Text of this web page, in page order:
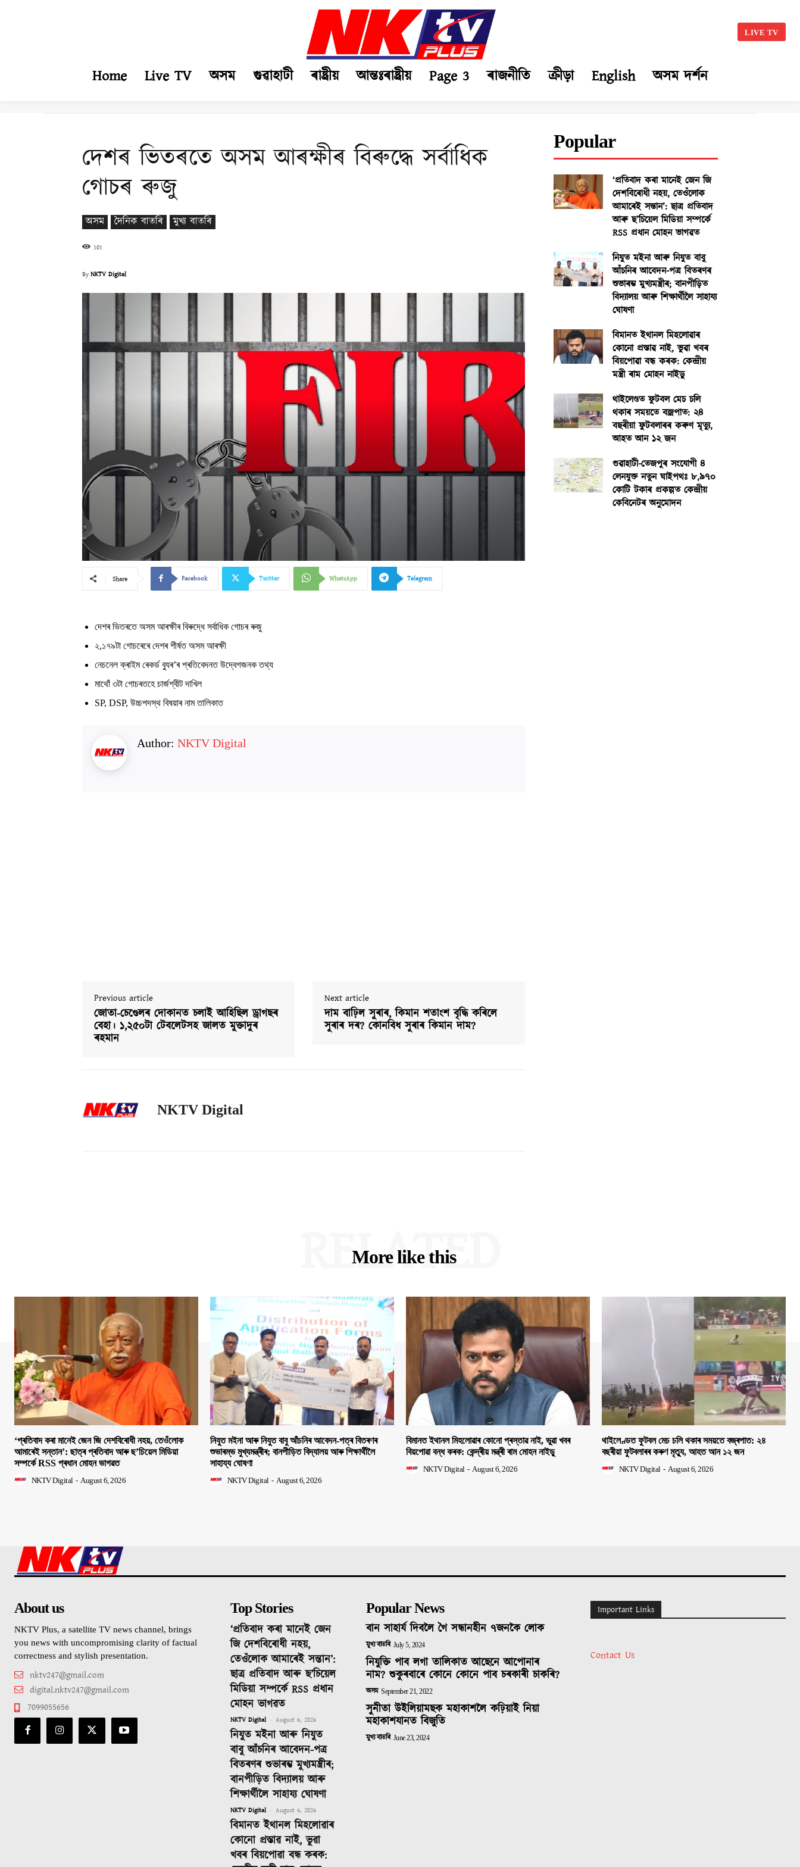
LIVE TV
Home Live TV অসম গুৱাহাটী ৰাষ্ট্ৰীয় আন্তঃৰাষ্ট্ৰীয় Page 3 ৰাজনীতি ক্ৰীড়া English অসম দৰ্শন
দেশৰ ভিতৰতে অসম আৰক্ষীৰ বিৰুদ্ধে সৰ্বাধিক
গোচৰ ৰুজু
অসম দৈনিক বাতৰি মুখ্য বাতৰি
101
ByNKTV Digital
Share Facebook Twitter WhatsApp Telegram
দেশৰ ভিতৰতে অসম আৰক্ষীৰ বিৰুদ্ধে সৰ্বাধিক গোচৰ ৰুজু
২,১৭৯টা গোচৰেৰে দেশৰ শীৰ্ষত অসম আৰক্ষী
নেচনেল ক্ৰাইম ৰেকৰ্ড ব্যুৰ’ৰ প্ৰতিবেদনত উদ্বেগজনক তথ্য
মাথোঁ ৩টা গোচৰতহে চার্জশ্বীট দাখিল
SP, DSP, উচ্চপদস্থ বিষয়াৰ নাম তালিকাত
Author: NKTV Digital
Previous article
জোতা-চেণ্ডেলৰ দোকানত চলাই আহিছিল ড্ৰাগছৰ
বেহা। ১,২৫০টা টেবলেটসহ জালত মুক্তাদুৰ
ৰহমান
Next article
দাম বাঢ়িল সুৰাৰ, কিমান শতাংশ বৃদ্ধি কৰিলে
সুৰাৰ দৰ? কোনবিধ সুৰাৰ কিমান দাম?
NKTV Digital
Popular
‘প্ৰতিবাদ কৰা মানেই জেন জি
দেশবিৰোধী নহয়, তেওঁলোক
আমাৰেই সন্তান’: ছাত্ৰ প্ৰতিবাদ
আৰু ছ’চিয়েল মিডিয়া সম্পৰ্কে
RSS প্ৰধান মোহন ভাগৱত
নিযুত মইনা আৰু নিযুত বাবু
আঁচনিৰ আবেদন-পত্ৰ বিতৰণৰ
শুভাৰম্ভ মুখ্যমন্ত্ৰীৰ; বানপীড়িত
বিদ্যালয় আৰু শিক্ষাৰ্থীলৈ সাহায্য
ঘোষণা
বিমানত ইথানল মিহলোৱাৰ
কোনো প্ৰস্তাৱ নাই, ভুৱা খবৰ
বিয়পোৱা বন্ধ কৰক: কেন্দ্ৰীয়
মন্ত্ৰী ৰাম মোহন নাইডু
থাইলেণ্ডত ফুটবল মেচ চলি
থকাৰ সময়তে বজ্ৰপাত: ২৪
বছৰীয়া ফুটবলাৰৰ কৰুণ মৃত্যু,
আহত আন ১২ জন
গুৱাহাটী-তেজপুৰ সংযোগী ৪
লেনযুক্ত নতুন ঘাইপথঃ ৮,৯৭০
কোটি টকাৰ প্ৰকল্পত কেন্দ্ৰীয়
কেবিনেটৰ অনুমোদন
More like this
RELATED
‘প্ৰতিবাদ কৰা মানেই জেন জি দেশবিৰোধী নহয়, তেওঁলোক
আমাৰেই সন্তান’: ছাত্ৰ প্ৰতিবাদ আৰু ছ’চিয়েল মিডিয়া
সম্পৰ্কে RSS প্ৰধান মোহন ভাগৱত
NKTV Digital - August 6, 2026
নিযুত মইনা আৰু নিযুত বাবু আঁচনিৰ আবেদন-পত্ৰ বিতৰণৰ
শুভাৰম্ভ মুখ্যমন্ত্ৰীৰ; বানপীড়িত বিদ্যালয় আৰু শিক্ষাৰ্থীলৈ
সাহায্য ঘোষণা
NKTV Digital - August 6, 2026
বিমানত ইথানল মিহলোৱাৰ কোনো প্ৰস্তাৱ নাই, ভুৱা খবৰ
বিয়পোৱা বন্ধ কৰক: কেন্দ্ৰীয় মন্ত্ৰী ৰাম মোহন নাইডু
NKTV Digital - August 6, 2026
থাইলেণ্ডত ফুটবল মেচ চলি থকাৰ সময়তে বজ্ৰপাত: ২৪
বছৰীয়া ফুটবলাৰৰ কৰুণ মৃত্যু, আহত আন ১২ জন
NKTV Digital - August 6, 2026
About us
NKTV Plus, a satellite TV news channel, brings
you news with uncompromising clarity of factual
correctness and stylish presentation.
nktv247@gmail.com
digital.nktv247@gmail.com
7099055656
Top Stories
‘প্ৰতিবাদ কৰা মানেই জেন
জি দেশবিৰোধী নহয়,
তেওঁলোক আমাৰেই সন্তান’:
ছাত্ৰ প্ৰতিবাদ আৰু ছ’চিয়েল
মিডিয়া সম্পৰ্কে RSS প্ৰধান
মোহন ভাগৱত
NKTV Digital - August 6, 2026
নিযুত মইনা আৰু নিযুত
বাবু আঁচনিৰ আবেদন-পত্ৰ
বিতৰণৰ শুভাৰম্ভ মুখ্যমন্ত্ৰীৰ;
বানপীড়িত বিদ্যালয় আৰু
শিক্ষাৰ্থীলৈ সাহায্য ঘোষণা
NKTV Digital - August 6, 2026
বিমানত ইথানল মিহলোৱাৰ
কোনো প্ৰস্তাৱ নাই, ভুৱা
খবৰ বিয়পোৱা বন্ধ কৰক:
Popular News
বান সাহাৰ্য দিবলৈ গৈ সন্ধানহীন ৭জনকৈ লোক
মুখ্য বাতৰি July 5, 2024
নিযুক্তি পাব লগা তালিকাত আছেনে আপোনাৰ
নাম? শুকুৰবাৰে কোনে কোনে পাব চৰকাৰী চাকৰি?
অসম September 21, 2022
সুনীতা উইলিয়ামছক মহাকাশলৈ কঢ়িয়াই নিয়া
মহাকাশযানত বিজুতি
মুখ্য বাতৰি June 23, 2024
Important Links
Contact Us